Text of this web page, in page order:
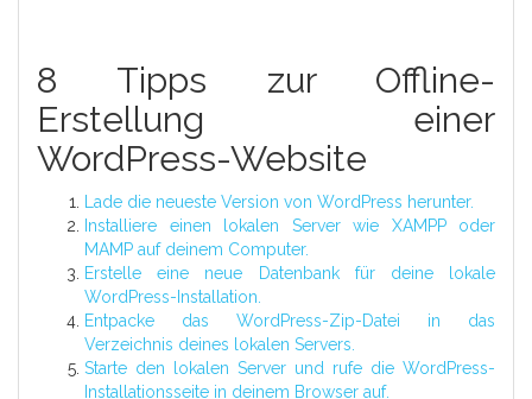
8 Tipps zur Offline-
Erstellung einer
WordPress-Website
Lade die neueste Version von WordPress herunter.
Installiere einen lokalen Server wie XAMPP oder
MAMP auf deinem Computer.
Erstelle eine neue Datenbank für deine lokale
WordPress-Installation.
Entpacke das WordPress-Zip-Datei in das
Verzeichnis deines lokalen Servers.
Starte den lokalen Server und rufe die WordPress-
Installationsseite in deinem Browser auf.